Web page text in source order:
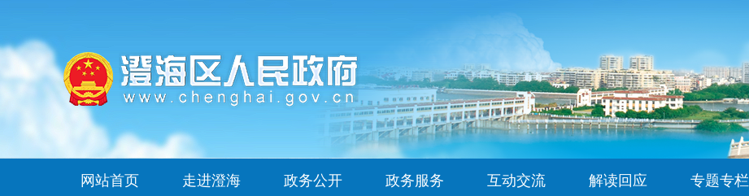
网站首页 走进澄海 政务公开 政务服务 互动交流 解读回应 专题专栏